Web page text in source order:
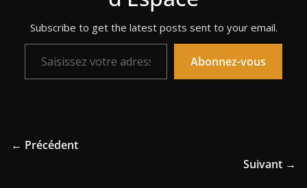
Subscribe to get the latest posts sent to your email.
Saisissez votre adresse e-mail…
Abonnez-vous
← Précédent
Suivant →